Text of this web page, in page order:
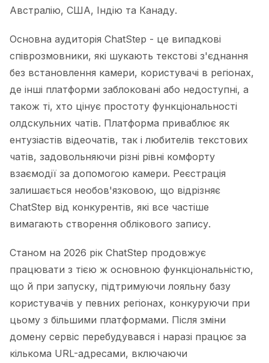
Австралію, США, Індію та Канаду.
Основна аудиторія ChatStep - це випадкові
співрозмовники, які шукають текстові з'єднання
без встановлення камери, користувачі в регіонах,
де інші платформи заблоковані або недоступні, а
також ті, хто цінує простоту функціональності
олдскульних чатів. Платформа приваблює як
ентузіастів відеочатів, так і любителів текстових
чатів, задовольняючи різні рівні комфорту
взаємодії за допомогою камери. Реєстрація
залишається необов'язковою, що відрізняє
ChatStep від конкурентів, які все частіше
вимагають створення облікового запису.
Станом на 2026 рік ChatStep продовжує
працювати з тією ж основною функціональністю,
що й при запуску, підтримуючи лояльну базу
користувачів у певних регіонах, конкуруючи при
цьому з більшими платформами. Після зміни
домену сервіс перебудувався і наразі працює за
кількома URL-адресами, включаючи